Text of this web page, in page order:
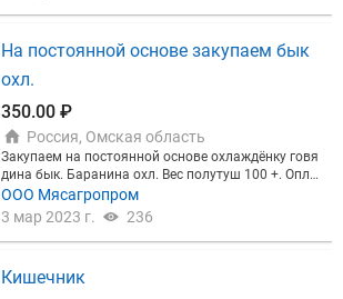
На постоянной основе закупаем бык
охл.
350.00 ₽
Россия, Омская область
Закупаем на постоянной основе охлаждёнку говя
дина бык. Баранина охл. Вес полутуш 100 +. Опла
та наличным расчетом. Самовывоз.
ООО Мясагропром
3 мар 2023 г.
236
Кишечник